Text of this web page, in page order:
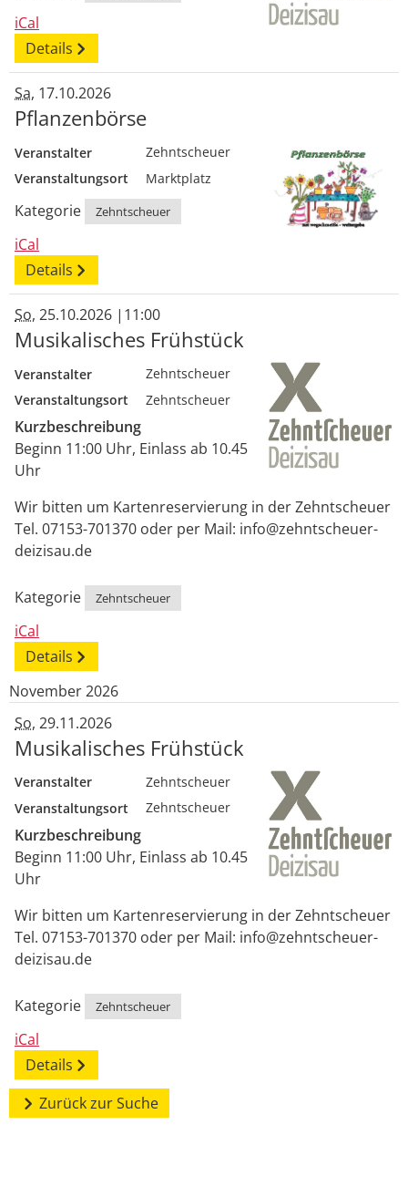
iCal
Details
Sa, 17.10.2026
Pflanzenbörse
Veranstalter
Zehntscheuer
Veranstaltungsort
Marktplatz
Kategorie Zehntscheuer
iCal
Details
So, 25.10.2026 | 11:00
Musikalisches Frühstück
Veranstalter
Zehntscheuer
Veranstaltungsort
Zehntscheuer
Kurzbeschreibung
Beginn 11:00 Uhr, Einlass ab 10.45
Uhr
Wir bitten um Kartenreservierung in der Zehntscheuer
Tel. 07153-701370 oder per Mail: info@zehntscheuer-
deizisau.de
Kategorie Zehntscheuer
iCal
Details
November 2026
So, 29.11.2026
Musikalisches Frühstück
Veranstalter
Zehntscheuer
Veranstaltungsort
Zehntscheuer
Kurzbeschreibung
Beginn 11:00 Uhr, Einlass ab 10.45
Uhr
Wir bitten um Kartenreservierung in der Zehntscheuer
Tel. 07153-701370 oder per Mail: info@zehntscheuer-
deizisau.de
Kategorie Zehntscheuer
iCal
Details
Zurück zur Suche